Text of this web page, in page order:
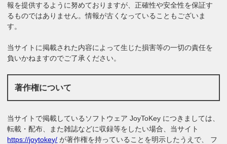
報を提供するように努めておりますが、正確性や安全性を保証す
るものではありません。情報が古くなっていることもございま
す。
当サイトに掲載された内容によって生じた損害等の一切の責任を
負いかねますのでご了承ください。
著作権について
当サイトで掲載しているソフトウェア JoyToKey につきましては、
転載・配布、また雑誌などに収録等をしたい場合、当サイト
https://joytokey/ が著作権を持っていることを明示したうえで、 フ